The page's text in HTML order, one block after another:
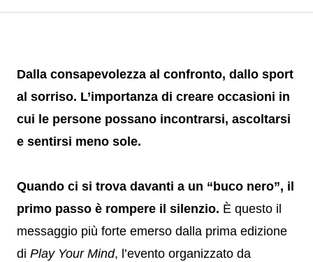
Dalla consapevolezza al confronto, dallo sport
al sorriso. L’importanza di creare occasioni in
cui le persone possano incontrarsi, ascoltarsi
e sentirsi meno sole.
Quando ci si trova davanti a un “buco nero”, il
primo passo è rompere il silenzio. È questo il
messaggio più forte emerso dalla prima edizione
di Play Your Mind, l’evento organizzato da